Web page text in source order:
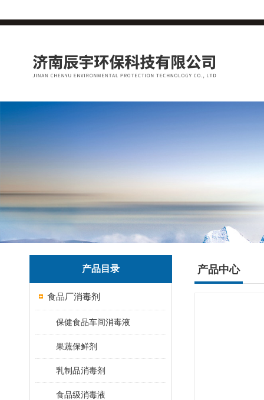
产品目录
食品厂消毒剂
保健食品车间消毒液
果蔬保鲜剂
乳制品消毒剂
食品级消毒液
产品中心